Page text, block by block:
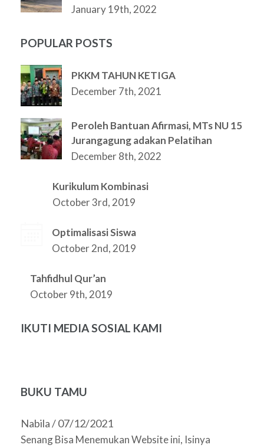
January 19th, 2022
POPULAR POSTS
PKKM TAHUN KETIGA
December 7th, 2021
Peroleh Bantuan Afirmasi, MTs NU 15
Jurangagung adakan Pelatihan
December 8th, 2022
Kurikulum Kombinasi
October 3rd, 2019
Optimalisasi Siswa
October 2nd, 2019
Tahfidhul Qur’an
October 9th, 2019
IKUTI MEDIA SOSIAL KAMI
BUKU TAMU
Nabila/07/12/2021
Senang Bisa Menemukan Website ini, Isinya